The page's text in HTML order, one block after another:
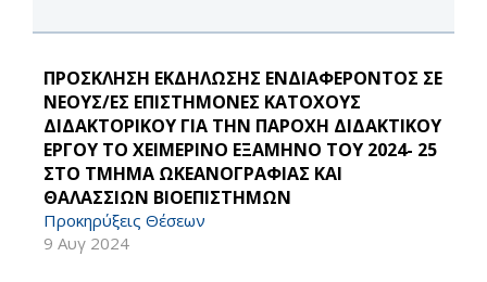
ΠΡΟΣΚΛΗΣΗ ΕΚΔΗΛΩΣΗΣ ΕΝΔΙΑΦΕΡΟΝΤΟΣ ΣΕ
ΝΕΟΥΣ/ΕΣ ΕΠΙΣΤΗΜΟΝΕΣ ΚΑΤΟΧΟΥΣ
ΔΙΔΑΚΤΟΡΙΚΟΥ ΓΙΑ ΤΗΝ ΠΑΡΟΧΗ ΔΙΔΑΚΤΙΚΟΥ
ΕΡΓΟΥ ΤΟ ΧΕΙΜΕΡΙΝΟ ΕΞΑΜΗΝΟ ΤΟΥ 2024- 25
ΣΤΟ ΤΜΗΜΑ ΩΚΕΑΝΟΓΡΑΦΙΑΣ ΚΑΙ
ΘΑΛΑΣΣΙΩΝ ΒΙΟΕΠΙΣΤΗΜΩΝ
Προκηρύξεις Θέσεων
9 Αυγ 2024